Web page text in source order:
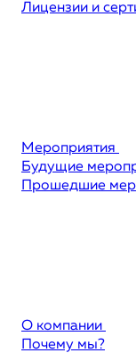
Лицензии и
Мероприятия
Будущие
Прошедшие
О компании
Почему мы?